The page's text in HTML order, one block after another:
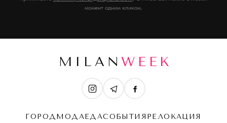
момент одним кликом.
MILAN WEEK
ГОРОДМОДАЕДАСОБЫТИЯ РЕЛОКАЦИЯ